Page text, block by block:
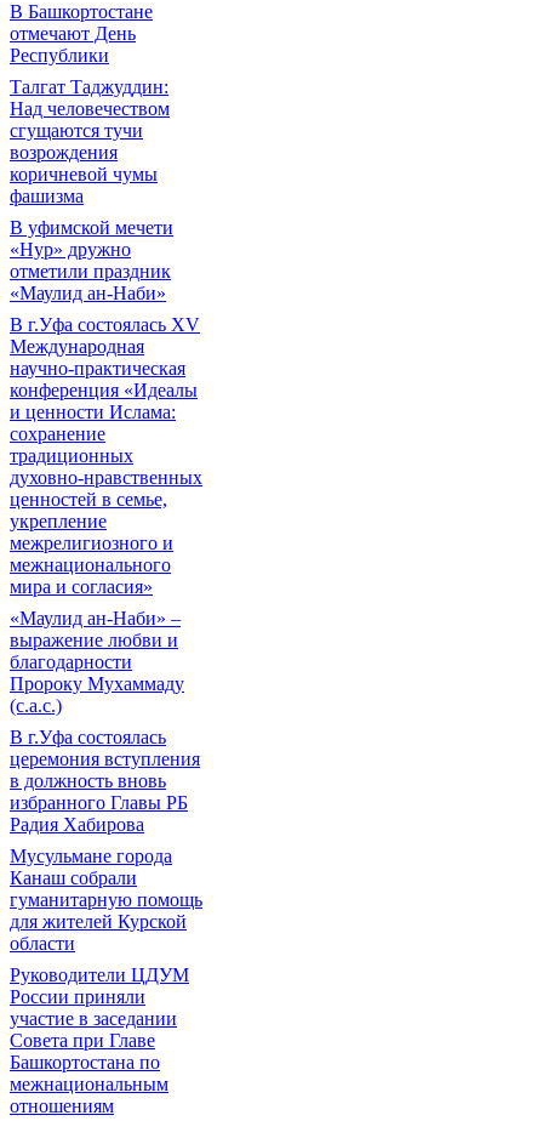
В Башкортостане
отмечают День
Республики
Талгат Таджуддин:
Над человечеством
сгущаются тучи
возрождения
коричневой чумы
фашизма
В уфимской мечети
«Нур» дружно
отметили праздник
«Маулид ан-Наби»
В г.Уфа состоялась XV
Международная
научно-практическая
конференция «Идеалы
и ценности Ислама:
сохранение
традиционных
духовно-нравственных
ценностей в семье,
укрепление
межрелигиозного и
межнационального
мира и согласия»
«Маулид ан-Наби» –
выражение любви и
благодарности
Пророку Мухаммаду
(с.а.с.)
В г.Уфа состоялась
церемония вступления
в должность вновь
избранного Главы РБ
Радия Хабирова
Мусульмане города
Канаш собрали
гуманитарную помощь
для жителей Курской
области
Руководители ЦДУМ
России приняли
участие в заседании
Совета при Главе
Башкортостана по
межнациональным
отношениям